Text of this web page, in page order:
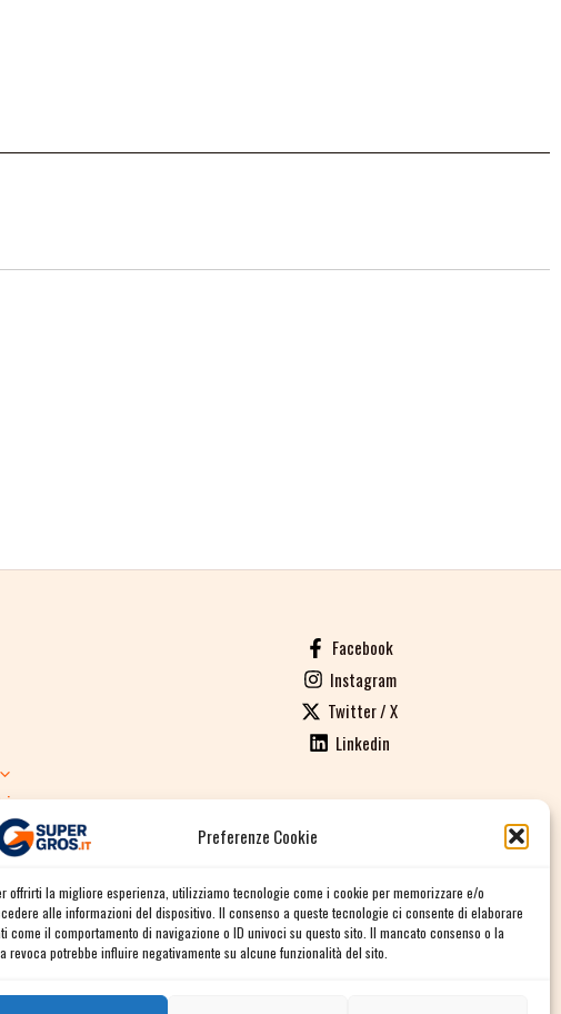
Preferenze Cookie
offrirti la migliore esperienza, utilizziamo tecnologie come i cookie per memorizzare e/o
alle informazioni del dispositivo. Il consenso a queste tecnologie ci consente di elaborare
come il comportamento di navigazione o ID univoci su questo sito. Il mancato consenso o la
revoca potrebbe influire negativamente su alcune funzionalità del sito.
GENERALI DI VENDITA
Facebook
Instagram
Twitter / X
Linkedin